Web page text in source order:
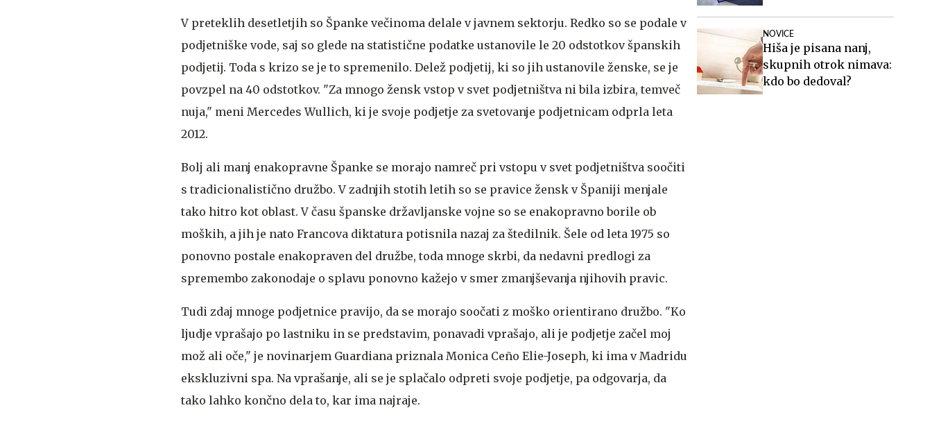
V preteklih desetletjih so Španke večinoma delale v javnem sektorju. Redko so se podale v
podjetniške vode, saj so glede na statistične podatke ustanovile le 20 odstotkov španskih
podjetij. Toda s krizo se je to spremenilo. Delež podjetij, ki so jih ustanovile ženske, se je
povzpel na 40 odstotkov. "Za mnogo žensk vstop v svet podjetništva ni bila izbira, temveč
nuja," meni Mercedes Wullich, ki je svoje podjetje za svetovanje podjetnicam odprla leta
2012.
Bolj ali manj enakopravne Španke se morajo namreč pri vstopu v svet podjetništva soočiti
s tradicionalistično družbo. V zadnjih stotih letih so se pravice žensk v Španiji menjale
tako hitro kot oblast. V času španske državljanske vojne so se enakopravno borile ob
moških, a jih je nato Francova diktatura potisnila nazaj za štedilnik. Šele od leta 1975 so
ponovno postale enakopraven del družbe, toda mnoge skrbi, da nedavni predlogi za
spremembo zakonodaje o splavu ponovno kažejo v smer zmanjševanja njihovih pravic.
Tudi zdaj mnoge podjetnice pravijo, da se morajo soočati z moško orientirano družbo. "Ko
ljudje vprašajo po lastniku in se predstavim, ponavadi vprašajo, ali je podjetje začel moj
mož ali oče," je novinarjem Guardiana priznala Monica Ceño Elie-Joseph, ki ima v Madridu
ekskluzivni spa. Na vprašanje, ali se je splačalo odpreti svoje podjetje, pa odgovarja, da
tako lahko končno dela to, kar ima najraje.
NOVICE
Hiša je pisana nanj,
skupnih otrok nimava:
kdo bo dedoval?